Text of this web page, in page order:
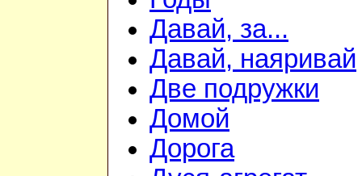
Давай, за...
Давай, наяривай
Две подружки
Домой
Дорога